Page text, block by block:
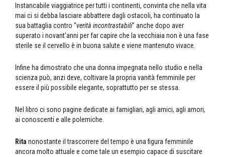
Instancabile viaggiatrice per tutti i continenti, convinta che nella vita
mai ci si debba lasciare abbattere dagli ostacoli, ha continuato la
sua battaglia contro “verità incontrastabili” anche dopo aver
superato i novant’anni per far capire che la vecchiaia non è una fase
sterile se il cervello è in buona salute e viene mantenuto vivace.
Infine ha dimostrato che una donna impegnata nello studio e nella
scienza può, anzi deve, coltivare la propria vanità femminile per
essere il più possibile elegante, soprattutto per se stessa.
Nel libro ci sono pagine dedicate ai famigliari, agli amici, agli amori,
ai conoscenti e alle polemiche.
Rita nonostante il trascorrere del tempo è una figura femminile
ancora molto attuale e come tale un esempio capace di suscitare